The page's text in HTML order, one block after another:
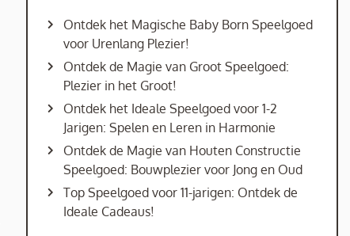
Ontdek het Magische Baby Born Speelgoed
voor Urenlang Plezier!
Ontdek de Magie van Groot Speelgoed:
Plezier in het Groot!
Ontdek het Ideale Speelgoed voor 1-2
Jarigen: Spelen en Leren in Harmonie
Ontdek de Magie van Houten Constructie
Speelgoed: Bouwplezier voor Jong en Oud
Top Speelgoed voor 11-jarigen: Ontdek de
Ideale Cadeaus!